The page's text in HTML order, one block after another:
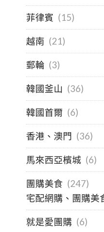
菲律賓 (15)
越南 (21)
郵輪 (3)
韓國釜山 (36)
韓國首爾 (6)
香港、澳門 (36)
馬來西亞檳城 (6)
團購美食 (247)
宅配網購、團購美
就是愛團購 (6)